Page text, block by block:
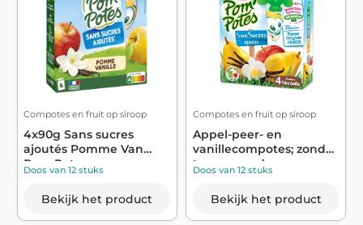
Compotes en fruit op siroop
4x90g Sans sucres
ajoutés Pomme Van
Pom Potes
Doos van 12 stuks
Bekijk het product
Compotes en fruit op siroop
Appel-peer- en
vanillecompotes; zonder
toegevoegde su...
Doos van 12 stuks
Bekijk het product